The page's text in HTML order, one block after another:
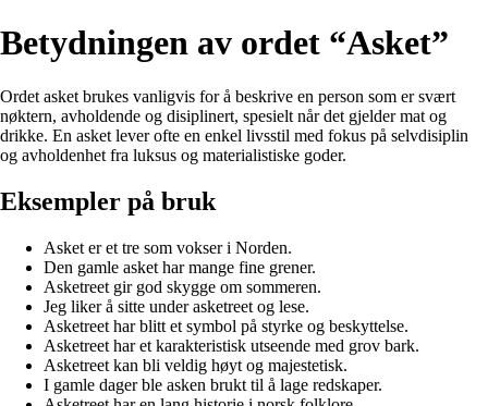
Betydningen av ordet “Asket”
Ordet asket brukes vanligvis for å beskrive en person som er svært
nøktern, avholdende og disiplinert, spesielt når det gjelder mat og
drikke. En asket lever ofte en enkel livsstil med fokus på selvdisiplin
og avholdenhet fra luksus og materialistiske goder.
Eksempler på bruk
Asket er et tre som vokser i Norden.
Den gamle asket har mange fine grener.
Asketreet gir god skygge om sommeren.
Jeg liker å sitte under asketreet og lese.
Asketreet har blitt et symbol på styrke og beskyttelse.
Asketreet har et karakteristisk utseende med grov bark.
Asketreet kan bli veldig høyt og majestetisk.
I gamle dager ble asken brukt til å lage redskaper.